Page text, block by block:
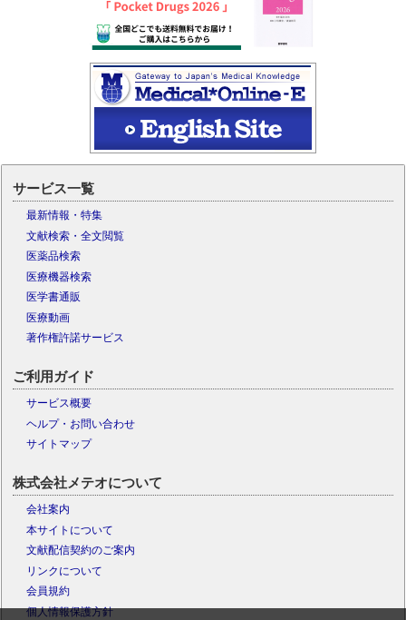
サービス一覧
最新情報・特集
文献検索・全文閲覧
医薬品検索
医療機器検索
医学書通販
医療動画
著作権許諾サービス
ご利用ガイド
サービス概要
ヘルプ・お問い合わせ
サイトマップ
株式会社メテオについて
会社案内
本サイトについて
文献配信契約のご案内
リンクについて
会員規約
個人情報保護方針